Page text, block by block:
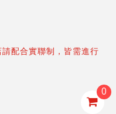
0
配合實聯制，皆需進行